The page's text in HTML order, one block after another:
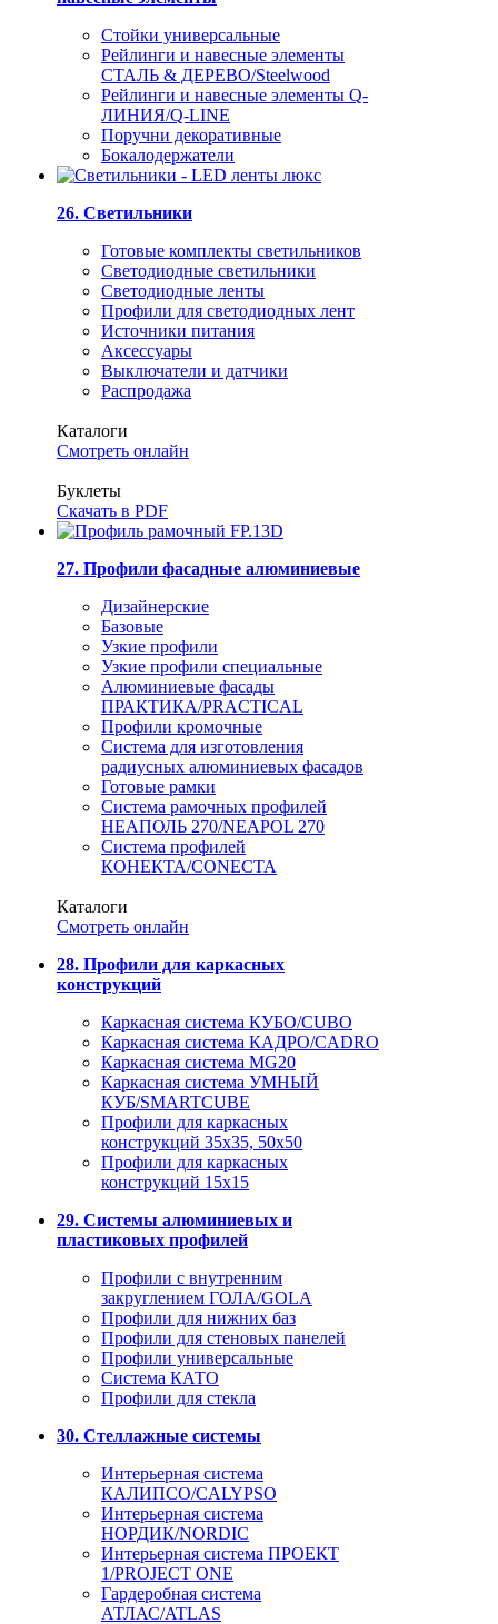
Стойки универсальные
Рейлинги и навесные элементы
СТАЛЬ & ДЕРЕВО/Steelwood
Рейлинги и навесные элементы Q-
ЛИНИЯ/Q-LINE
Поручни декоративные
Бокалодержатели
26. Светильники
Готовые комплекты светильников
Светодиодные светильники
Светодиодные ленты
Профили для светодиодных лент
Источники питания
Аксессуары
Выключатели и датчики
Распродажа
Каталоги
Смотреть онлайн
Буклеты
Скачать в PDF
27. Профили фасадные алюминиевые
Дизайнерские
Базовые
Узкие профили
Узкие профили специальные
Алюминиевые фасады
ПРАКТИКА/PRACTICAL
Профили кромочные
Система для изготовления
радиусных алюминиевых фасадов
Готовые рамки
Система рамочных профилей
НЕАПОЛЬ 270/NEAPOL 270
Система профилей
КОНЕКТА/CONECTA
Каталоги
Смотреть онлайн
28. Профили для каркасных
конструкций
Каркасная система КУБО/CUBO
Каркасная система КАДРО/CADRO
Каркасная система MG20
Каркасная система УМНЫЙ
КУБ/SMARTCUBE
Профили для каркасных
конструкций 35x35, 50x50
Профили для каркасных
конструкций 15х15
29. Системы алюминиевых и
пластиковых профилей
Профили с внутренним
закруглением ГОЛА/GOLA
Профили для нижних баз
Профили для стеновых панелей
Профили универсальные
Система КАТО
Профили для стекла
30. Стеллажные системы
Интерьерная система
КАЛИПСО/CALYPSO
Интерьерная система
НОРДИК/NORDIC
Интерьерная система ПРОЕКТ
1/PROJECT ONE
Гардеробная система
АТЛАС/ATLAS